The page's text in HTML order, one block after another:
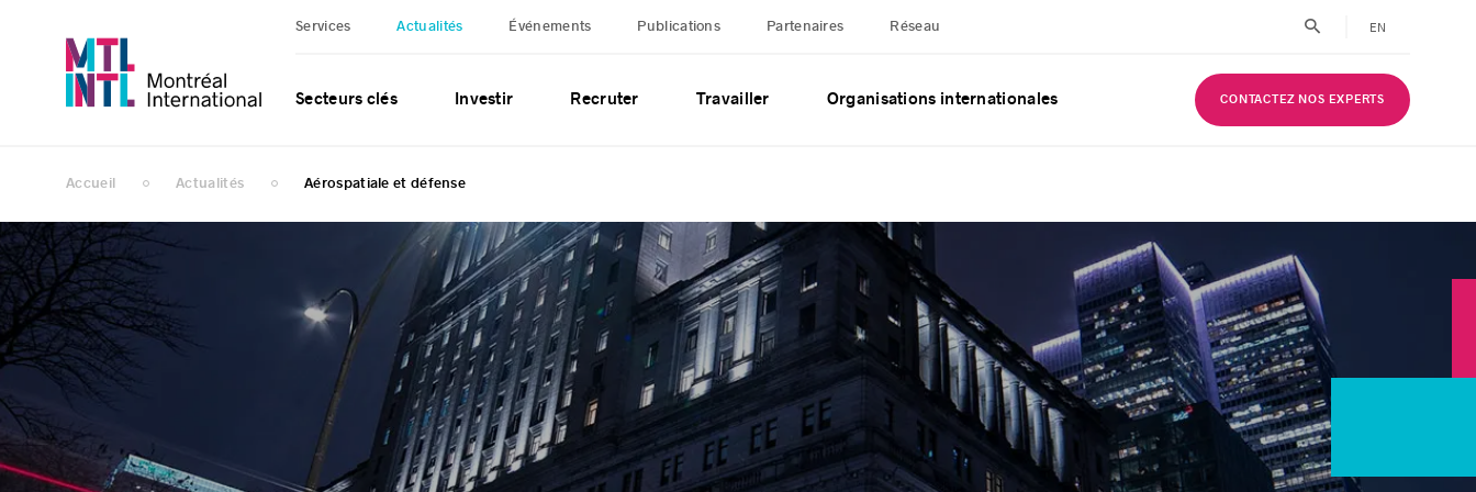
Services Actualités Événements Publications Partenaires Réseau EN
Secteurs clés Investir Recruter Travailler Organisations internationales CONTACTEZ NOS EXPERTS
Accueil Actualités Aérospatiale et défense